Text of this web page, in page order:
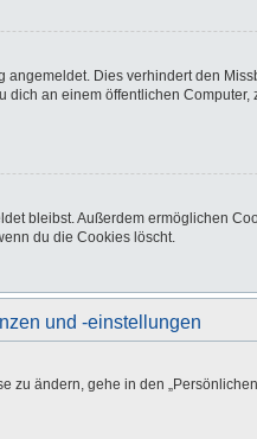
Dies verhindert den
an einem öffentlichen
bleibst. Außerdem ermöglichen
du die Cookies löscht.
und -einstellungen
ändern, gehe in den